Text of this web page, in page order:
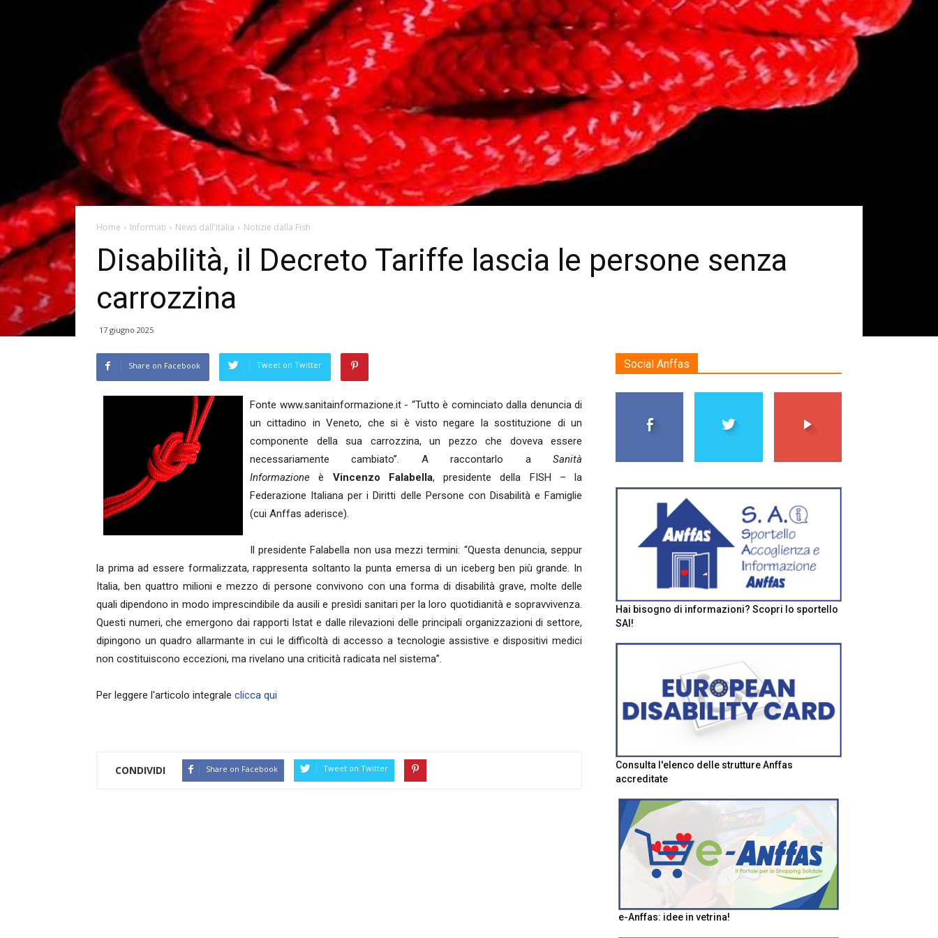
Home Informati News dall'Italia Notizie dalla Fish
Disabilità, il Decreto Tariffe lascia le persone senza
carrozzina
17 giugno 2025
Share on Facebook Tweet on Twitter
Fonte www.sanitainformazione.it - “Tutto è cominciato dalla denuncia di
un cittadino in Veneto, che si è visto negare la sostituzione di un
componente della sua carrozzina, un pezzo che doveva essere
necessariamente cambiato”. A raccontarlo a Sanità
Informazione è Vincenzo Falabella, presidente della FISH – la
Federazione Italiana per i Diritti delle Persone con Disabilità e Famiglie
(cui Anffas aderisce).
Il presidente Falabella non usa mezzi termini: “Questa denuncia, seppur
la prima ad essere formalizzata, rappresenta soltanto la punta emersa di un iceberg ben più grande. In
Italia, ben quattro milioni e mezzo di persone convivono con una forma di disabilità grave, molte delle
quali dipendono in modo imprescindibile da ausili e presìdi sanitari per la loro quotidianità e sopravvivenza.
Questi numeri, che emergono dai rapporti Istat e dalle rilevazioni delle principali organizzazioni di settore,
dipingono un quadro allarmante in cui le difficoltà di accesso a tecnologie assistive e dispositivi medici
non costituiscono eccezioni, ma rivelano una criticità radicata nel sistema”.
Per leggere l'articolo integrale clicca qui
CONDIVIDI Share on Facebook Tweet on Twitter
Social Anffas
Hai bisogno di informazioni? Scopri lo sportello
SAI!
Consulta l'elenco delle strutture Anffas
accreditate
e-Anffas: idee in vetrina!